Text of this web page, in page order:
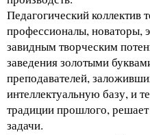
Педагогический
профессионалы, новаторы,
завидным творческим
заведения золотыми
преподавателей,
интеллектуальную базу, и
традиции прошлого,
задачи.